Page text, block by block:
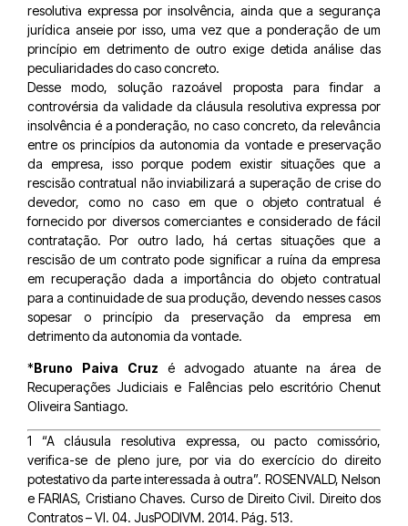
resolutiva expressa por insolvência, ainda que a segurança
jurídica anseie por isso, uma vez que a ponderação de um
princípio em detrimento de outro exige detida análise das
peculiaridades do caso concreto.
Desse modo, solução razoável proposta para findar a
controvérsia da validade da cláusula resolutiva expressa por
insolvência é a ponderação, no caso concreto, da relevância
entre os princípios da autonomia da vontade e preservação
da empresa, isso porque podem existir situações que a
rescisão contratual não inviabilizará a superação de crise do
devedor, como no caso em que o objeto contratual é
fornecido por diversos comerciantes e considerado de fácil
contratação. Por outro lado, há certas situações que a
rescisão de um contrato pode significar a ruína da empresa
em recuperação dada a importância do objeto contratual
para a continuidade de sua produção, devendo nesses casos
sopesar o princípio da preservação da empresa em
detrimento da autonomia da vontade.
*Bruno Paiva Cruz é advogado atuante na área de
Recuperações Judiciais e Falências pelo escritório Chenut
Oliveira Santiago.
1 “A cláusula resolutiva expressa, ou pacto comissório,
verifica-se de pleno jure, por via do exercício do direito
potestativo da parte interessada à outra”. ROSENVALD, Nelson
e FARIAS, Cristiano Chaves. Curso de Direito Civil. Direito dos
Contratos – Vl. 04. JusPODIVM. 2014. Pág. 513.